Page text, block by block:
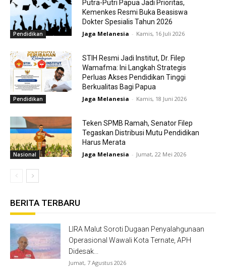
Pendidikan
Putra-Putri Papua Jadi Prioritas,
Kemenkes Resmi Buka Beasiswa
Dokter Spesialis Tahun 2026
Jaga Melanesia - Kamis, 16 Juli 2026
Pendidikan
STIH Resmi Jadi Institut, Dr. Filep
Wamafma: Ini Langkah Strategis
Perluas Akses Pendidikan Tinggi
Berkualitas Bagi Papua
Jaga Melanesia - Kamis, 18 Juni 2026
Nasional
Teken SPMB Ramah, Senator Filep
Tegaskan Distribusi Mutu Pendidikan
Harus Merata
Jaga Melanesia - Jumat, 22 Mei 2026
BERITA TERBARU
LIRA Malut Soroti Dugaan Penyalahgunaan
Operasional Wawali Kota Ternate, APH
Didesak...
Jumat, 7 Agustus 2026